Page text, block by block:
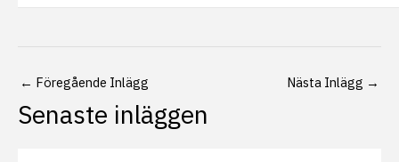
← Föregående Inlägg Nästa Inlägg →
Senaste inläggen